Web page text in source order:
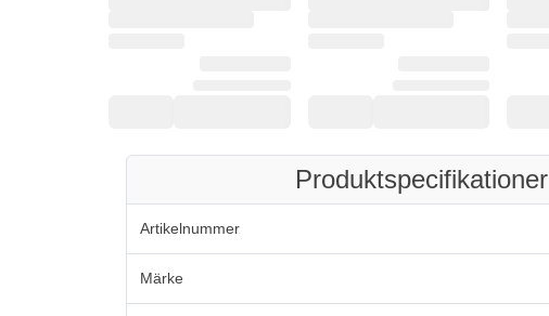
Produktspecifikationer
Artikelnummer
Märke